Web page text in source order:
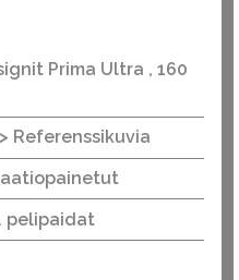
Prima Ultra , 160
Referenssikuvia
pelipaidat